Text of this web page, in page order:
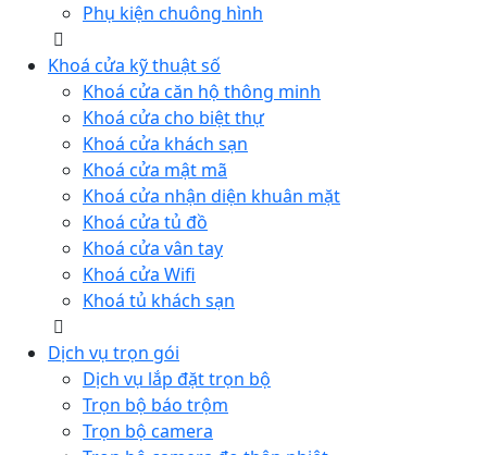
Phụ kiện chuông hình
Khoá cửa kỹ thuật số
Khoá cửa căn hộ thông minh
Khoá cửa cho biệt thự
Khoá cửa khách sạn
Khoá cửa mật mã
Khoá cửa nhận diện khuân mặt
Khoá cửa tủ đồ
Khoá cửa vân tay
Khoá cửa Wifi
Khoá tủ khách sạn
Dịch vụ trọn gói
Dịch vụ lắp đặt trọn bộ
Trọn bộ báo trộm
Trọn bộ camera